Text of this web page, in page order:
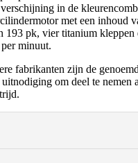
in de
met een inhoud
193 pk, vier titanium kleppen
minuut.
fabrikanten zijn de
om deel te nemen